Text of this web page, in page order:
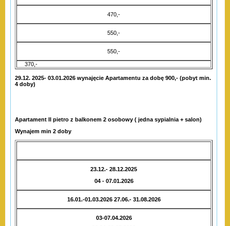
470,-
550,-
550,-
370,-
29.12. 2025- 03.01.2026 wynajęcie Apartamentu za dobę 900,- (pobyt min.
4 doby)
Apartament II pietro z balkonem 2 osobowy ( jedna sypialnia + salon)
Wynajem min 2 doby
23.12.- 28.12.2025
04 - 07.01.2026
16.01.-01.03.2026 27.06.- 31.08.2026
03-07.04.2026